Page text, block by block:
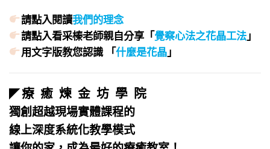
請點入閱讀我們的理念
請點入看采榛老師親自分享「覺察心法之花晶工法」
用文字版教您認識 「什麼是花晶」
◤療 癒 煉 金 坊 學 院
獨創超越現場實體課程的
線上深度系統化教學模式